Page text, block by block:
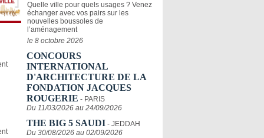
Quelle ville pour quels usages ? Venez
échanger avec vos pairs sur les
nouvelles boussoles de
l’aménagement
le 8 octobre 2026
CONCOURS
INTERNATIONAL
D'ARCHITECTURE DE LA
FONDATION JACQUES
ROUGERIE - PARIS
Du 11/03/2026 au 24/09/2026
THE BIG 5 SAUDI - JEDDAH
Du 30/08/2026 au 02/09/2026